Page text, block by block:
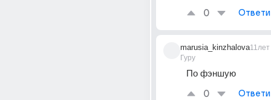
0
marusia_kinzhalova
Гуру
11лет
По фэншую
0